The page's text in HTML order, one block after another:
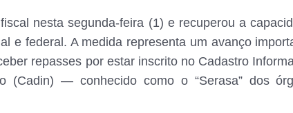
nesta segunda-feira (1) e recuperou a
e federal. A medida representa um avanço
repasses por estar inscrito no Cadastro
(Cadin) — conhecido como o “Serasa” dos